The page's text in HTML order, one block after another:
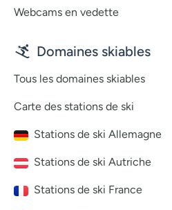
Webcams en vedette
Domaines skiables
Tous les domaines skiables
Carte des stations de ski
Stations de ski Allemagne
Stations de ski Autriche
Stations de ski France